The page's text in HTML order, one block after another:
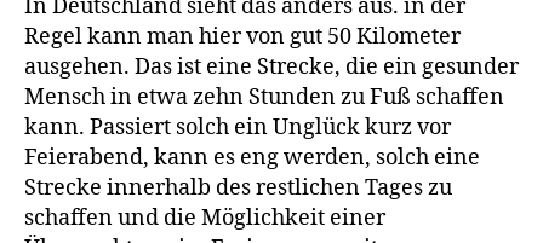
In Deutschland sieht das anders aus. in der
Regel kann man hier von gut 50 Kilometer
ausgehen. Das ist eine Strecke, die ein gesunder
Mensch in etwa zehn Stunden zu Fuß schaffen
kann. Passiert solch ein Unglück kurz vor
Feierabend, kann es eng werden, solch eine
Strecke innerhalb des restlichen Tages zu
schaffen und die Möglichkeit einer